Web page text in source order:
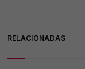
RELACIONADAS